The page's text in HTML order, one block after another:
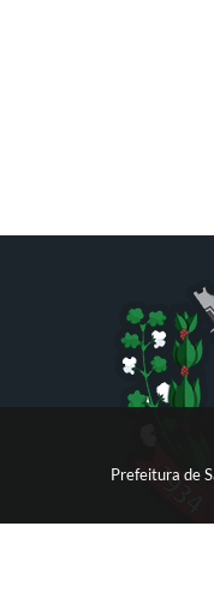
Prefeitura de